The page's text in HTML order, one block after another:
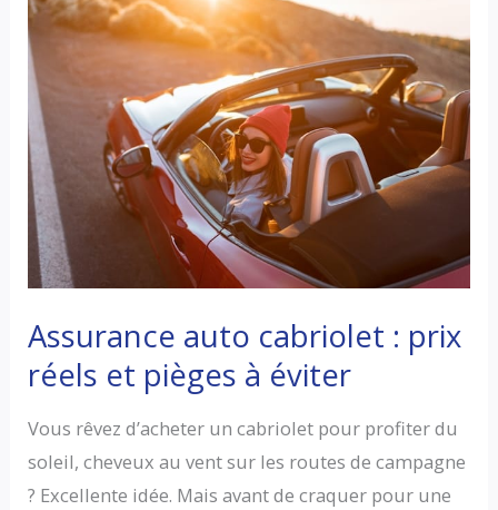
:
guide
complet
pour
bien
choisir
Assurance auto cabriolet : prix
réels et pièges à éviter
Vous rêvez d’acheter un cabriolet pour profiter du
soleil, cheveux au vent sur les routes de campagne
? Excellente idée. Mais avant de craquer pour une